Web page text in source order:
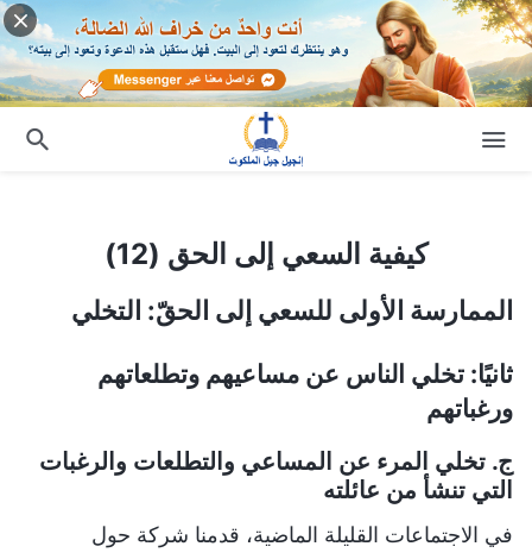
كيفية السعي إلى الحق (12)
الممارسة الأولى للسعي إلى الحقّ: التخلي
ثانيًا: تخلي الناس عن مساعيهم وتطلعاتهم
ورغباتهم
ج. تخلي المرء عن المساعي والتطلعات والرغبات
التي تنشأ من عائلته
في الاجتماعات القليلة الماضية، قدمنا شركة حول